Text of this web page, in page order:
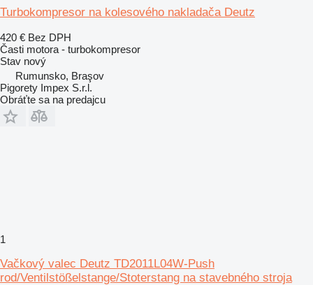
Turbokompresor na kolesového nakladača Deutz
420 € Bez DPH
Časti motora - turbokompresor
Stav nový
Rumunsko, Braşov
Pigorety Impex S.r.l.
Obráťte sa na predajcu
1
Vačkový valec Deutz TD2011L04W-Push
rod/Ventilstößelstange/Stoterstang na stavebného stroja